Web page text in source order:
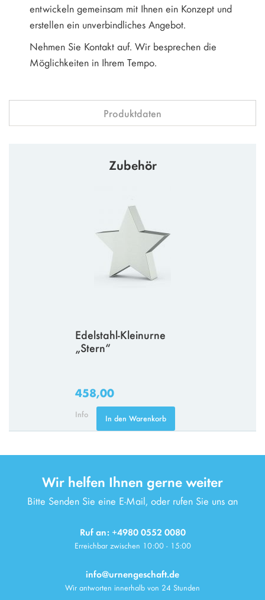
entwickeln gemeinsam mit Ihnen ein Konzept und
erstellen ein unverbindliches Angebot.
Nehmen Sie Kontakt auf. Wir besprechen die
Möglichkeiten in Ihrem Tempo.
Produktdaten
Zubehör
Edelstahl-Kleinurne
„Stern“
458,00
Info In den Warenkorb
Wir helfen Ihnen gerne weiter
Bitte Senden Sie eine E-Mail, oder rufen Sie uns an
Ruf an: +4980 0552 0080
Erreichbar zwischen 10:00 - 15:00
info@urnengeschaft.de
Wir antworten innerhalb von 24 Stunden